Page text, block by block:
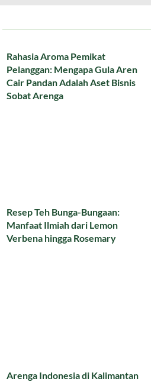
Rahasia Aroma Pemikat
Pelanggan: Mengapa Gula Aren
Cair Pandan Adalah Aset Bisnis
Sobat Arenga
Resep Teh Bunga-Bungaan:
Manfaat Ilmiah dari Lemon
Verbena hingga Rosemary
Arenga Indonesia di Kalimantan